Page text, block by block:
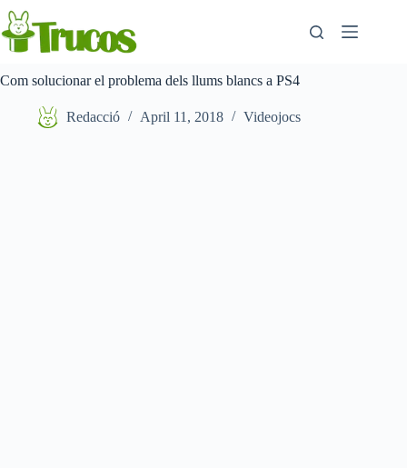
Saltar
al
contingut
Com solucionar el problema dels llums blancs a PS4
Redacció April 11, 2018 Videojocs